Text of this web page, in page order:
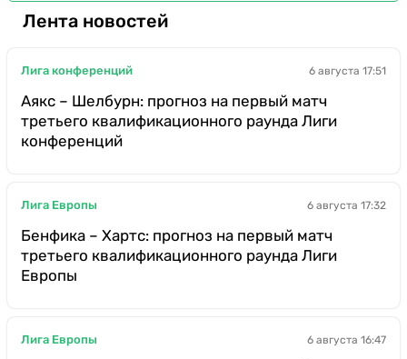
Лента новостей
Лига конференций 6 августа 17:51
Аякс – Шелбурн: прогноз на первый матч
третьего квалификационного раунда Лиги
конференций
Лига Европы 6 августа 17:32
Бенфика – Хартс: прогноз на первый матч
третьего квалификационного раунда Лиги
Европы
Лига Европы 6 августа 16:47